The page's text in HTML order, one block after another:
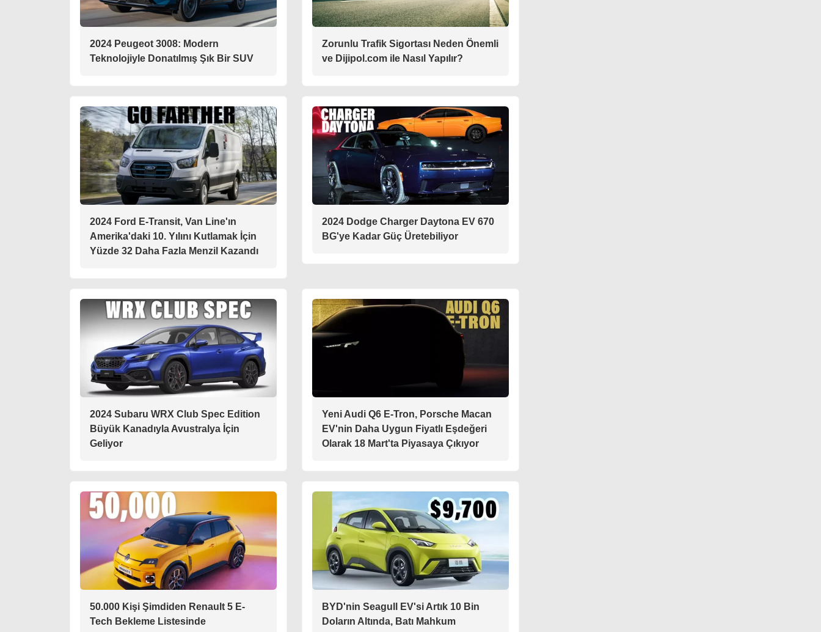
2024 Peugeot 3008: Modern
Teknolojiyle Donatılmış Şık Bir SUV
Zorunlu Trafik Sigortası Neden Önemli
ve Dijipol.com ile Nasıl Yapılır?
2024 Ford E-Transit, Van Line'ın
Amerika'daki 10. Yılını Kutlamak İçin
Yüzde 32 Daha Fazla Menzil Kazandı
2024 Dodge Charger Daytona EV 670
BG'ye Kadar Güç Üretebiliyor
2024 Subaru WRX Club Spec Edition
Büyük Kanadıyla Avustralya İçin
Geliyor
Yeni Audi Q6 E-Tron, Porsche Macan
EV'nin Daha Uygun Fiyatlı Eşdeğeri
Olarak 18 Mart'ta Piyasaya Çıkıyor
50.000 Kişi Şimdiden Renault 5 E-
Tech Bekleme Listesinde
BYD'nin Seagull EV'si Artık 10 Bin
Doların Altında, Batı Mahkum